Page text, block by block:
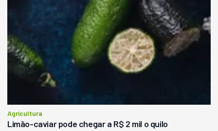
Agricultura
Limão-caviar pode chegar a R$ 2 mil o quilo